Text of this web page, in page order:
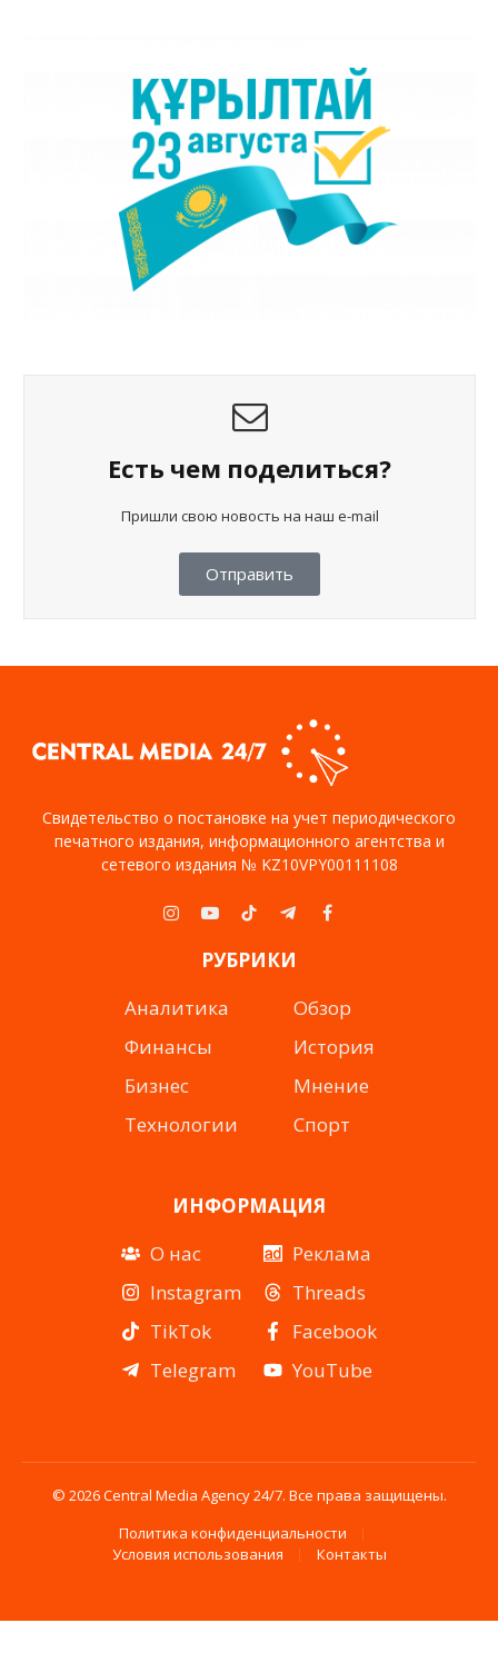
Есть чем поделиться?
Пришли свою новость на наш e-mail
Отправить
Свидетельство о постановке на учет периодического
печатного издания, информационного агентства и
сетевого издания № KZ10VPY00111108
Instagram
YouTubeTikTokTelegramFacebook
РУБРИКИ
Аналитика
Финансы
Бизнес
Технологии
Обзор
История
Мнение
Спорт
ИНФОРМАЦИЯ
О нас
Instagram
TikTok
Telegram
Реклама
Threads
Facebook
YouTube
© 2026 Central Media Agency 24/7. Все права защищены.
Политика конфиденциальности
Условия использования
Контакты